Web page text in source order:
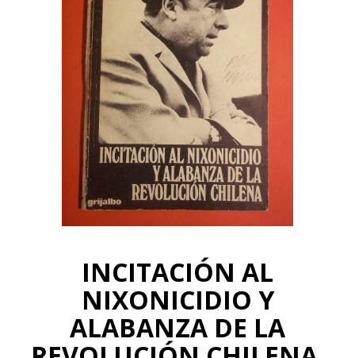
INCITACIÓN AL
NIXONICIDIO Y
ALABANZA DE LA